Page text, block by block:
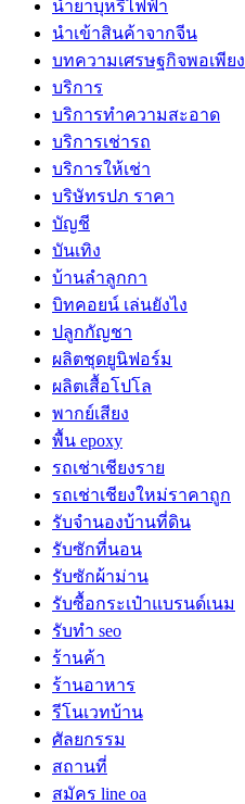
น้ำยาบุหรี่ไฟฟ้า
นำเข้าสินค้าจากจีน
บทความเศรษฐกิจพอเพียง
บริการ
บริการทำความสะอาด
บริการเช่ารถ
บริการให้เช่า
บริษัทรปภ ราคา
บัญชี
บันเทิง
บ้านลำลูกกา
บิทคอยน์ เล่นยังไง
ปลูกกัญชา
ผลิตชุดยูนิฟอร์ม
ผลิตเสื้อโปโล
พากย์เสียง
พื้น epoxy
รถเช่าเชียงราย
รถเช่าเชียงใหม่ราคาถูก
รับจำนองบ้านที่ดิน
รับซักที่นอน
รับซักผ้าม่าน
รับซื้อกระเป๋าแบรนด์เนม
รับทำ seo
ร้านค้า
ร้านอาหาร
รีโนเวทบ้าน
ศัลยกรรม
สถานที่
สมัคร line oa